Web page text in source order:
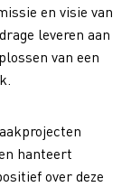
en visie van
leveren aan
van een
hanteert
over deze